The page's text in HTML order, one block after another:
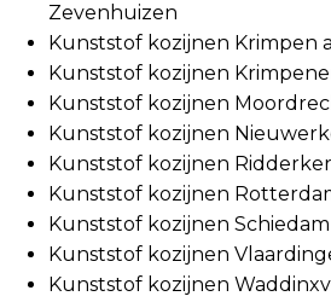
Zevenhuizen
Kunststof kozijnen Krimpen
Kunststof kozijnen
Kunststof kozijnen
Kunststof kozijnen
Kunststof kozijnen
Kunststof kozijnen
Kunststof kozijnen Schiedam
Kunststof kozijnen
Kunststof kozijnen